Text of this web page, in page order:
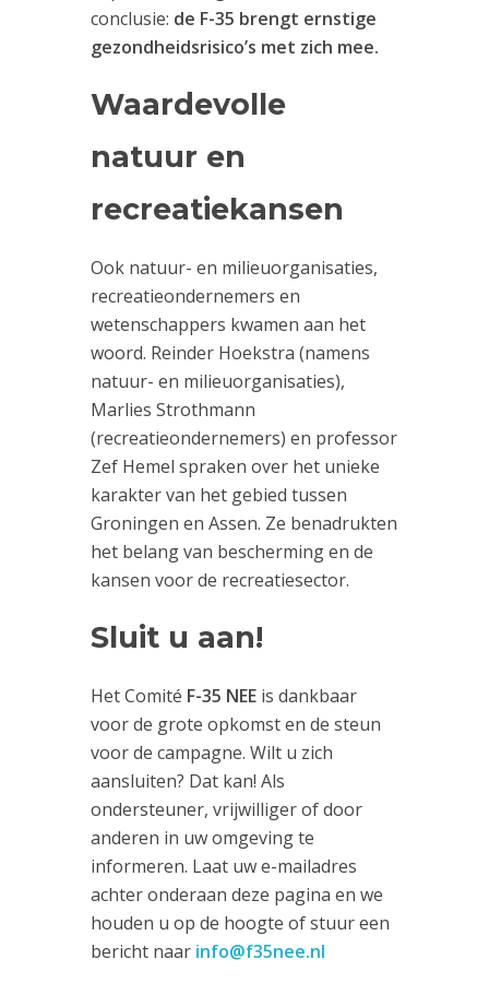
conclusie: de F-35 brengt ernstige
gezondheidsrisico’s met zich mee.
Waardevolle
natuur en
recreatiekansen
Ook natuur- en milieuorganisaties,
recreatieondernemers en
wetenschappers kwamen aan het
woord. Reinder Hoekstra (namens
natuur- en milieuorganisaties),
Marlies Strothmann
(recreatieondernemers) en professor
Zef Hemel spraken over het unieke
karakter van het gebied tussen
Groningen en Assen. Ze benadrukten
het belang van bescherming en de
kansen voor de recreatiesector.
Sluit u aan!
Het Comité F-35 NEEis dankbaar
voor de grote opkomst en de steun
voor de campagne. Wilt u zich
aansluiten? Dat kan! Als
ondersteuner, vrijwilliger of door
anderen in uw omgeving te
informeren. Laat uw e-mailadres
achter onderaan deze pagina en we
houden u op de hoogte of stuur een
bericht naar info@f35nee.nl